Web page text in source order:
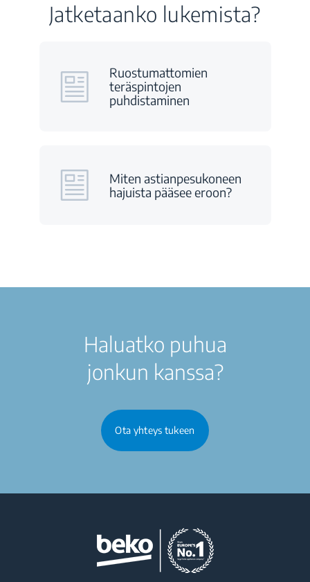
Jatketaanko lukemista?
Ruostumattomien
teräspintojen
puhdistaminen
Miten astianpesukoneen
hajuista pääsee eroon?
Haluatko puhua
jonkun kanssa?
Ota yhteys tukeen